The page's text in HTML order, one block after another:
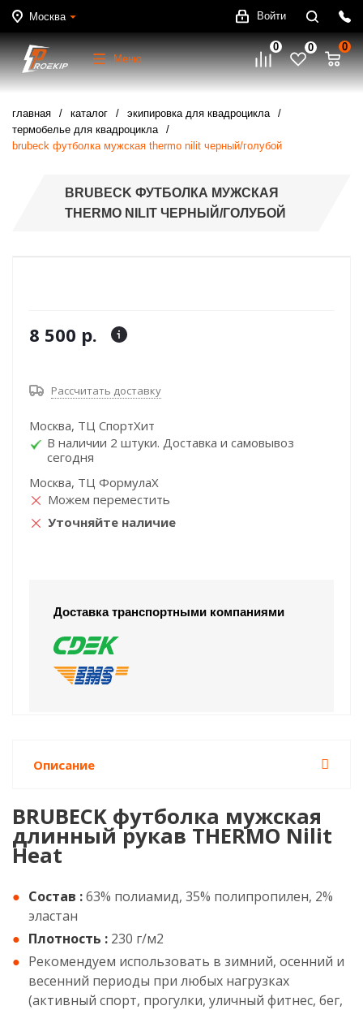
Москва Войти
Меню
0 0 0
главная каталог
экипировка для квадроцикла
термобелье для квадроцикла
brubeck футболка мужская thermo nilit черный/голубой
BRUBECK ФУТБОЛКА МУЖСКАЯ
THERMO NILIT ЧЕРНЫЙ/ГОЛУБОЙ
8 500 р.
Рассчитать доставку
Москва, ТЦ СпортХит
В наличии 2 штуки. Доставка и самовывоз
сегодня
Москва, ТЦ ФормулаХ
Можем переместить
Уточняйте наличие
Доставка транспортными компаниями
Описание
BRUBECK футболка мужская
длинный рукав THERMO Nilit
Heat
Состав :63% полиамид, 35% полипропилен, 2%
эластан
Плотность : 230 г/м2
Рекомендуем использовать в зимний, осенний и
весенний периоды при любых нагрузках
(активный спорт, прогулки, уличный фитнес, бег,